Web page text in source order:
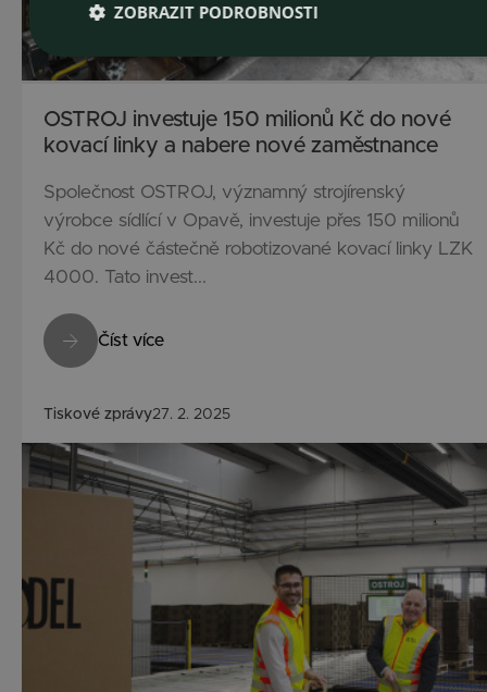
OSTROJ investuje 150 milionů Kč do nové
kovací linky a nabere nové zaměstnance
Společnost OSTROJ, významný strojírenský
výrobce sídlící v Opavě, investuje přes 150 milionů
Kč do nové částečně robotizované kovací linky LZK
4000. Tato invest...
Číst více
Tiskové zprávy27. 2. 2025
ZOBRAZIT PODROBNOSTI